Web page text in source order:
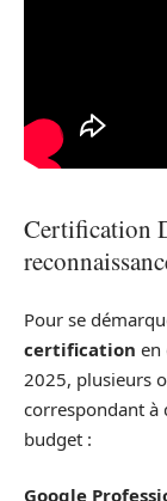
Certification
Pour se
certification en
2025, plusieurs
correspondant à
budget :
Google